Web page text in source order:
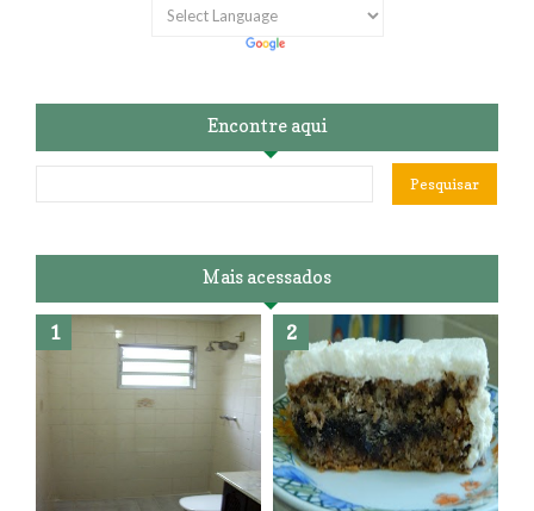
Encontre aqui
Mais acessados